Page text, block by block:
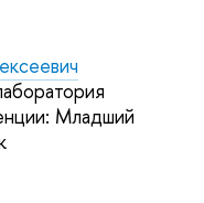
Младший